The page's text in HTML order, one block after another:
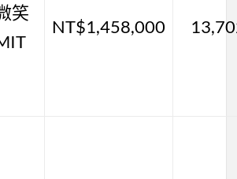
笑
NT$1,458,000